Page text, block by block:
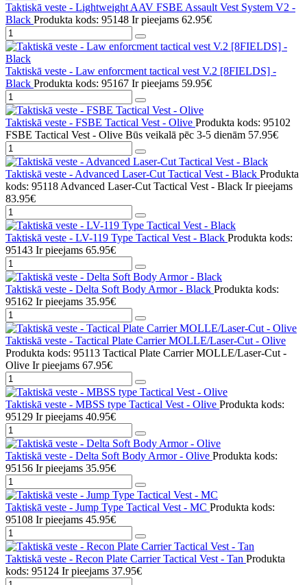
Taktiskā veste - Lightweight AAV FSBE Assault Vest System V2 -
Black Produkta kods: 95148 Ir pieejams 62.95€
Taktiskā veste - Law enforcment tactical vest V.2 [8FIELDS] -
Black Produkta kods: 95167 Ir pieejams 59.95€
Taktiskā veste - FSBE Tactical Vest - Olive Produkta kods: 95102
FSBE Tactical Vest - Olive Būs veikalā pēc 3-5 dienām 57.95€
Taktiskā veste - Advanced Laser-Cut Tactical Vest - Black Produkta
kods: 95118 Advanced Laser-Cut Tactical Vest - Black Ir pieejams
83.95€
Taktiskā veste - LV-119 Type Tactical Vest - Black Produkta kods:
95143 Ir pieejams 65.95€
Taktiskā veste - Delta Soft Body Armor - Black Produkta kods:
95162 Ir pieejams 35.95€
Taktiskā veste - Tactical Plate Carrier MOLLE/Laser-Cut - Olive
Produkta kods: 95113 Tactical Plate Carrier MOLLE/Laser-Cut -
Olive Ir pieejams 67.95€
Taktiskā veste - MBSS type Tactical Vest - Olive Produkta kods:
95129 Ir pieejams 40.95€
Taktiskā veste - Delta Soft Body Armor - Olive Produkta kods:
95156 Ir pieejams 35.95€
Taktiskā veste - Jump Type Tactical Vest - MC Produkta kods:
95108 Ir pieejams 45.95€
Taktiskā veste - Recon Plate Carrier Tactical Vest - Tan Produkta
kods: 95124 Ir pieejams 37.95€